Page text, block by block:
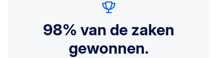
98% van de zaken
gewonnen.